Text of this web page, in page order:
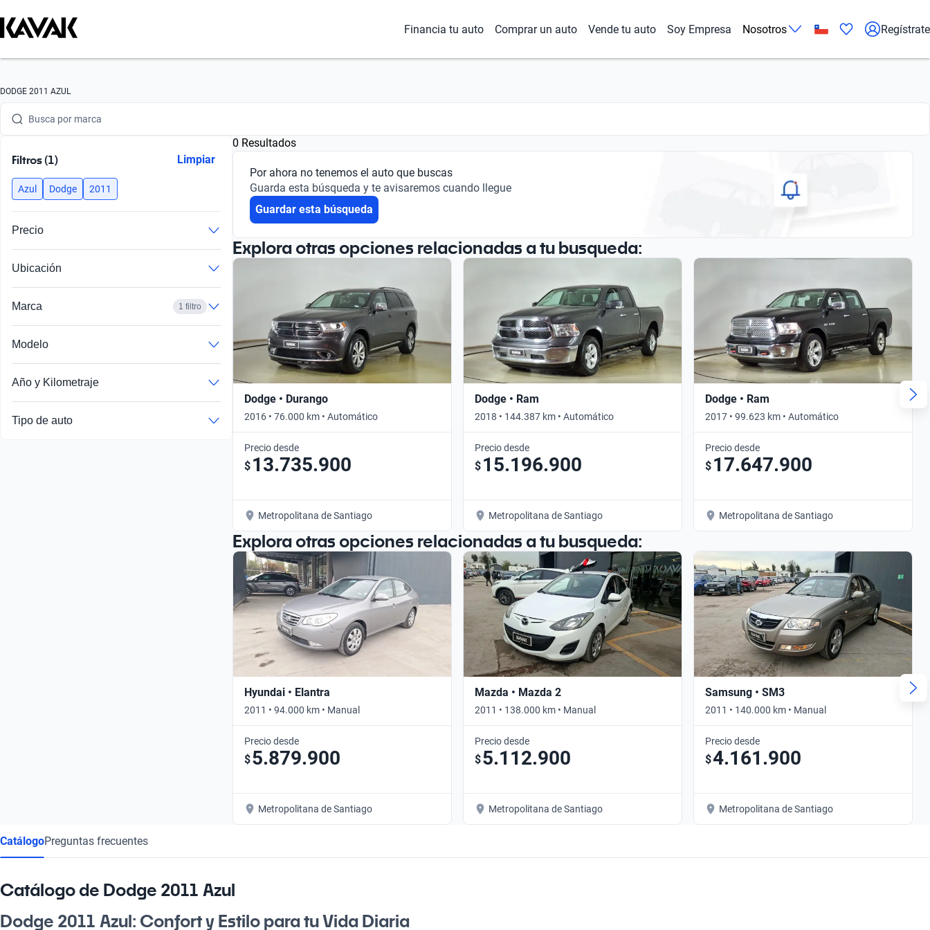
Financia tu auto Comprar un auto Vende tu auto Soy Empresa Nosotros Regístrate
DODGE 2011 AZUL
Busca por marca
Busca por modelo
Busca por año
Busca por marca
Busca por versión
Busca por año
Filtros (1) Limpiar
Azul Dodge 2011
Precio
Ubicación
Marca 1 filtro
Modelo
Año y Kilometraje
Tipo de auto
0 Resultados
Por ahora no tenemos el auto que buscas
Guarda esta búsqueda y te avisaremos cuando llegue
Guardar esta búsqueda
Explora otras opciones relacionadas a tu busqueda:
Dodge • Durango
2016 • 76.000 km • Automático
Precio desde
$ 13.735.900
Metropolitana de Santiago
Dodge • Ram
2018 • 144.387 km • Automático
Precio desde
$ 15.196.900
Metropolitana de Santiago
Dodge • Ram
2017 • 99.623 km • Automático
Precio desde
$ 17.647.900
Metropolitana de Santiago
Explora otras opciones relacionadas a tu busqueda:
Hyundai • Elantra
2011 • 94.000 km • Manual
Precio desde
$5.879.900
Metropolitana de Santiago
Mazda • Mazda 2
2011 • 138.000 km • Manual
Precio desde
$5.112.900
Metropolitana de Santiago
Samsung • SM3
2011 • 140.000 km • Manual
Precio desde
$4.161.900
Metropolitana de Santiago
CatálogoPreguntas frecuentes
Catálogo de Dodge 2011 Azul
Dodge 2011 Azul: Confort y Estilo para tu Vida Diaria